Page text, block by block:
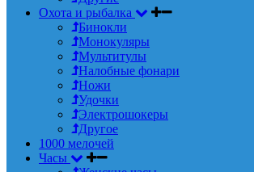
Охота и рыбалка
Бинокли
Монокуляры
Мультитулы
Налобные фонари
Ножи
Удочки
Электрошокеры
Другое
1000 мелочей
Часы